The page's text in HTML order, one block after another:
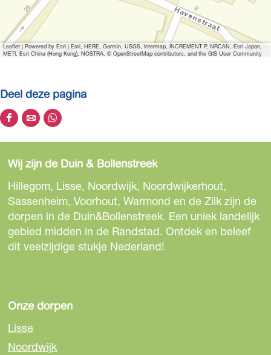
r
e
l
d
n
g
p
h
p
Leaflet | Powered by Esri | Esri, HERE, Garmin, USGS, Intermap, INCREMENT P, NRCAN, Esri Japan,
METI, Esri China (Hong Kong), NOSTRA, © OpenStreetMap contributors, and the GIS User Community
Deel deze pagina
D
e
l
d
e
z
e
p
n
a
o
p
D
e
l
d
e
z
e
p
n
o
p
D
e
l
d
e
z
e
p
n
p
Wij zijn de Duin & Bollenstreek
Hillegom, Lisse, Noordwijk, Noordwijkerhout,
Sassenheim, Voorhout, Warmond en de Zilk zijn de
dorpen in de Duin&Bollenstreek. Een uniek landelijk
gebied midden in de Randstad. Ontdek en beleef
dit veelzijdige stukje Nederland!
Onze dorpen
Lisse
Noordwijk